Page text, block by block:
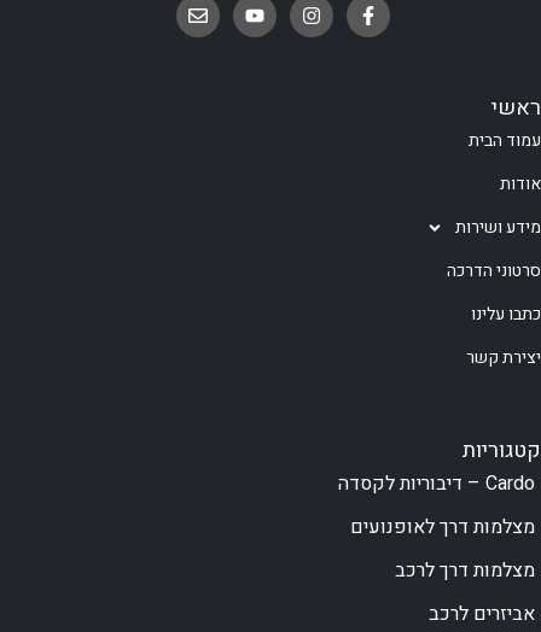
ראשי
עמוד הבית
אודות
מידע ושירות
סרטוני הדרכה
כתבו עלינו
יצירת קשר
קטגוריות
Cardo – דיבוריות לקסדה
מצלמות דרך לאופנועים
מצלמות דרך לרכב
אביזרים לרכב